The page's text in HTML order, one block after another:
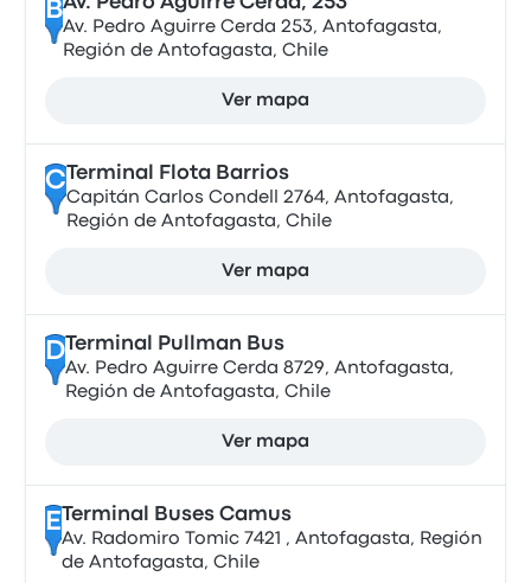
B
Av. Pedro Aguirre Cerda 253, Antofagasta,
Región de Antofagasta, Chile
Ver mapa
CTerminal Flota Barrios
Capitán Carlos Condell 2764, Antofagasta,
Región de Antofagasta, Chile
Ver mapa
DTerminal Pullman Bus
Av. Pedro Aguirre Cerda 8729, Antofagasta,
Región de Antofagasta, Chile
Ver mapa
E Terminal Buses Camus
Av. Radomiro Tomic 7421 , Antofagasta, Región
de Antofagasta, Chile